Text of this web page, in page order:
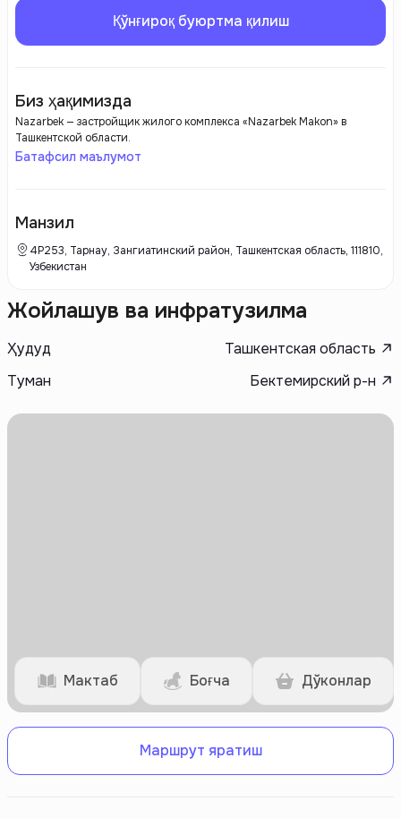
Қўнғироқ буюртма қилиш
Биз ҳақимизда
Nazarbek — застройщик жилого комплекса «Nazarbek Makon» в
Ташкентской области.
Батафсил маълумот
Манзил
4Р253, Тарнау, Зангиатинский район, Ташкентская область, 111810,
Узбекистан
Жойлашув ва инфратузилма
Ҳудуд
Ташкентская область
Туман
Бектемирский р-н
Мактаб Боғча Дўконлар
Маршрут яратиш